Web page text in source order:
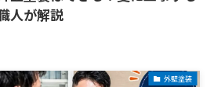
人が解説
外壁塗装